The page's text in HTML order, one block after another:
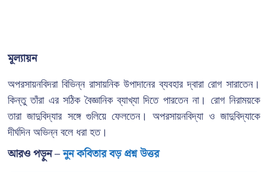
মূল্যায়ন
অপরসায়নবিদরা বিভিন্ন রাসায়নিক উপাদানের ব্যবহার দ্বারা রোগ সারাতেন।
কিন্তু তাঁরা এর সঠিক বৈজ্ঞানিক ব্যাখ্যা দিতে পারতেন না। রোগ নিরাময়কে
তারা জাদুবিদ্যার সঙ্গে গুলিয়ে ফেলতেন। অপরসায়নবিদ্যা ও জাদুবিদ্যাকে
দীর্ঘদিন অভিন্ন বলে ধরা হত।
আরও পড়ুন –নুন কবিতার বড় প্রশ্ন উত্তর